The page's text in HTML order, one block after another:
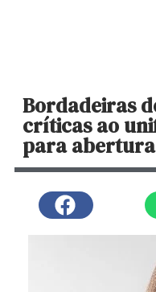
Bordadeiras
críticas ao
para